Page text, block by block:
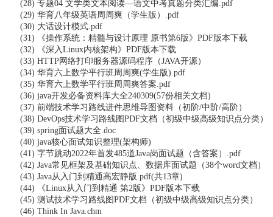
(28) 专题04 文学类文本阅读—语文中考真题分类汇编.pdf
(29) 华育八年级英语周周爽（学生版）.pdf
(30) 大话设计模式.pdf
(31) 《操作系统：精髓与设计原理 原书第6版》PDF版本下载
(32) 《深入Linux内核架构》PDF版本下载
(33) HTTP网络打印服务器源码程序（JAVA开源）
(34) 华育六上数学平行班周周爽(学生版).pdf
(35) 华育六上数学平行班周周爽答案.pdf
(36) java开发必备资料库大全240309(57份相关文档)
(37) 前端技术学习路线进件思维导图资料（初阶/中阶/高阶）
(38) DevOps技术学习路线图PDF文档（初级中级高级知识点分类）
(39) spring面试题大全.doc
(40) java核心面试知识整理(架构师)
(41) 字节跳动2022年首发485道Java岗面试题（含答案）.pdf
(42) Java常见框架及基础知识点、数据库面试题（38个word文档）
(43) Java从入门到精通高宏静版.pdf(共13章)
(44) 《Linux从入门到精通 第2版》PDF版本下载
(45) 测试技术学习路线图PDF文档（初级中级高级知识点分类）
(46) Think In Java.chm